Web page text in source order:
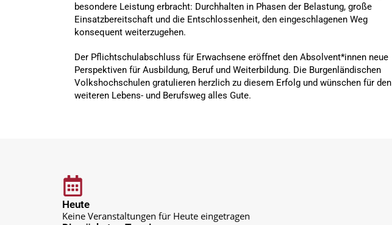
besondere Leistung erbracht: Durchhalten in Phasen der Belastung, große
Einsatzbereitschaft und die Entschlossenheit, den eingeschlagenen Weg
konsequent weiterzugehen.
Der Pflichtschulabschluss für Erwachsene eröffnet den Absolvent*innen neue
Perspektiven für Ausbildung, Beruf und Weiterbildung. Die Burgenländischen
Volkshochschulen gratulieren herzlich zu diesem Erfolg und wünschen für den
weiteren Lebens- und Berufsweg alles Gute.
Heute
Keine Veranstaltungen für Heute eingetragen